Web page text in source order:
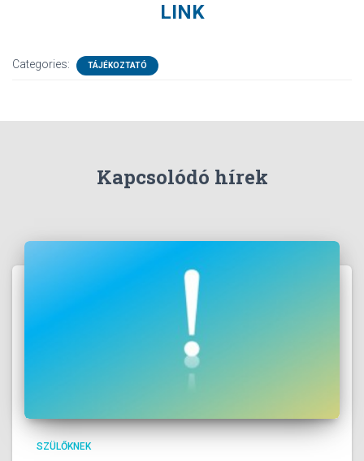
LINK
Categories: TÁJÉKOZTATÓ
Kapcsolódó hírek
SZÜLŐKNEK